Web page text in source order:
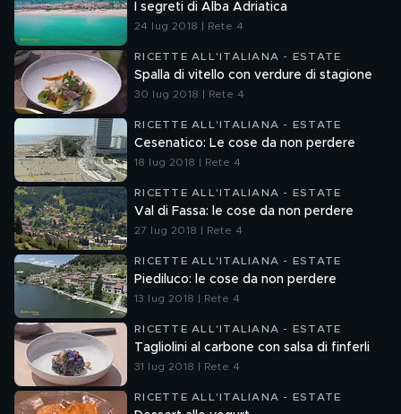
I segreti di Alba Adriatica
24 lug 2018 | Rete 4
RICETTE ALL'ITALIANA - ESTATE
Spalla di vitello con verdure di stagione
30 lug 2018 | Rete 4
RICETTE ALL'ITALIANA - ESTATE
Cesenatico: Le cose da non perdere
18 lug 2018 | Rete 4
RICETTE ALL'ITALIANA - ESTATE
Val di Fassa: le cose da non perdere
27 lug 2018 | Rete 4
RICETTE ALL'ITALIANA - ESTATE
Piediluco: le cose da non perdere
13 lug 2018 | Rete 4
RICETTE ALL'ITALIANA - ESTATE
Tagliolini al carbone con salsa di finferli
31 lug 2018 | Rete 4
RICETTE ALL'ITALIANA - ESTATE